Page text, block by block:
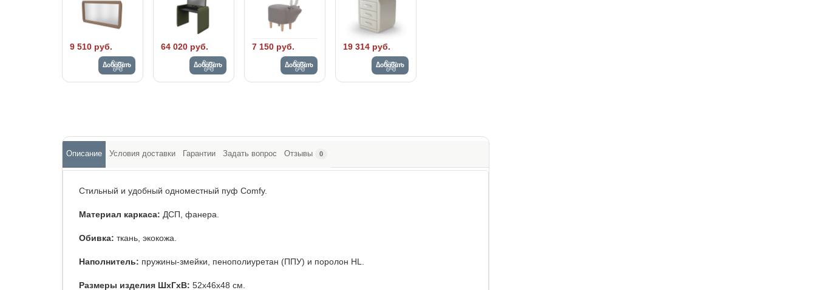
9 510 руб.
Добавить
64 020 руб.
Добавить
7 150 руб.
Добавить
19 314 руб.
Добавить
Описание Условия доставки Гарантии Задать вопрос Отзывы 0
Стильный и удобный одноместный пуф Comfy.
Материал каркаса: ДСП, фанера.
Обивка: ткань, экокожа.
Наполнитель: пружины-змейки, пенополиуретан (ППУ) и поролон HL.
Размеры изделия ШхГхВ: 52х46х48 см.